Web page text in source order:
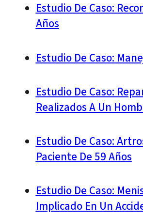
Estudio De Caso:
Años
Estudio De Caso:
Estudio De Caso:
Realizados A Un
Estudio De Caso:
Paciente De 59 Años
Estudio De Caso:
Implicado En Un